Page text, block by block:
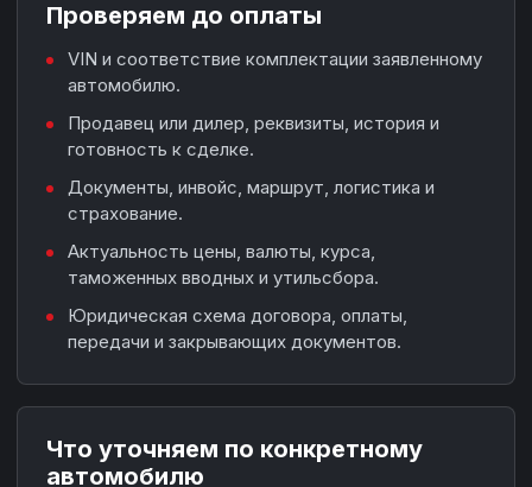
Проверяем до оплаты
VIN и соответствие комплектации заявленному
автомобилю.
Продавец или дилер, реквизиты, история и
готовность к сделке.
Документы, инвойс, маршрут, логистика и
страхование.
Актуальность цены, валюты, курса,
таможенных вводных и утильсбора.
Юридическая схема договора, оплаты,
передачи и закрывающих документов.
Что уточняем по конкретному
автомобилю